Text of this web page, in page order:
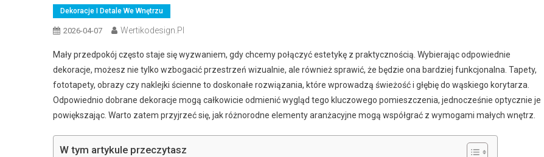
Dekoracje I Detale We Wnętrzu
2026-04-07 Wertikodesign.pl
Mały przedpokój często staje się wyzwaniem, gdy chcemy połączyć estetykę z praktycznością. Wybierając odpowiednie
dekoracje, możesz nie tylko wzbogacić przestrzeń wizualnie, ale również sprawić, że będzie ona bardziej funkcjonalna. Tapety,
fototapety, obrazy czy naklejki ścienne to doskonałe rozwiązania, które wprowadzą świeżość i głębię do wąskiego korytarza.
Odpowiednio dobrane dekoracje mogą całkowicie odmienić wygląd tego kluczowego pomieszczenia, jednocześnie optycznie je
powiększając. Warto zatem przyjrzeć się, jak różnorodne elementy aranżacyjne mogą współgrać z wymogami małych wnętrz.
W tym artykule przeczytasz